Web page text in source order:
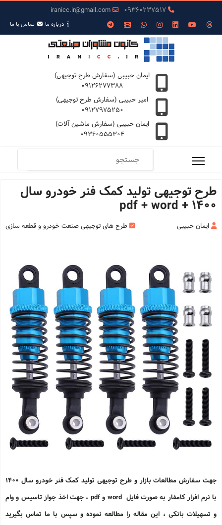
09360237517
iranicc.ir@gmail.com
درباره ما تمـاس با ما
ایمان حبیبی (سفارش طرح توجیهی)
09126277388
امیر حبیبی (سفارش طرح توجیهی)
09127975250
ایمان حبیبی (سفارش ماشین آلات)
09360555304
طرح توجیهی تولید کمک فنر خودرو سال
1400 + pdf + word
ایمان حبیبی طرح های توجیهی صنعت خودرو و قطعه سازی
جهت سفارش مطالعات بازار و طرح توجیهی تولید کمک فنر خودرو سال 1400
با نرم افزار کامفار به صورت فایل word و pdf ، جهت اخذ جواز تاسیس و وام
و تسهیلات بانکی ، این مقاله را مطالعه نموده و سپس با ما تماس بگیرید